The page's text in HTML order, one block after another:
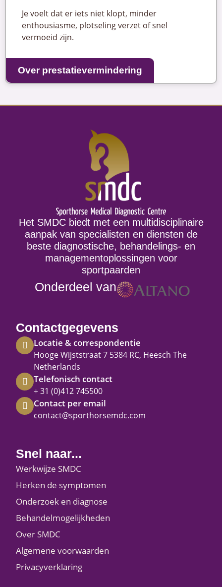
Je voelt dat er iets niet klopt, minder
enthousiasme, plotseling verzet of snel
vermoeid zijn.
Over prestatievermindering
Het SMDC biedt met een multidisciplinaire
aanpak van specialisten en diensten de
beste diagnostische, behandelings- en
managementoplossingen voor
sportpaarden
Onderdeel van
Contactgegevens
Locatie & correspondentie
Hooge Wijststraat 7 5384 RC, Heesch The
Netherlands
Telefonisch contact
+ 31 (0)412 745500
Contact per email
contact@sporthorsemdc.com
Snel naar...
Werkwijze SMDC
Herken de symptomen
Onderzoek en diagnose
Behandelmogelijkheden
Over SMDC
Algemene voorwaarden
Privacyverklaring